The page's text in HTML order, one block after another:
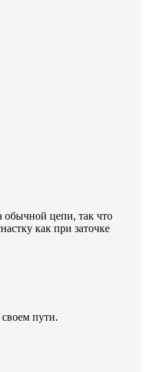
обычной цепи, так что
как при заточке
пути.